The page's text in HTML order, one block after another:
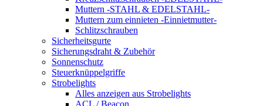
Muttern -STAHL & EDELSTAHL-
Muttern zum einnieten -Einnietmutter-
Schlitzschrauben
Sicherheitsgurte
Sicherungsdraht & Zubehör
Sonnenschutz
Steuerknüppelgriffe
Strobelights
Alles anzeigen aus Strobelights
ACL / Beacon